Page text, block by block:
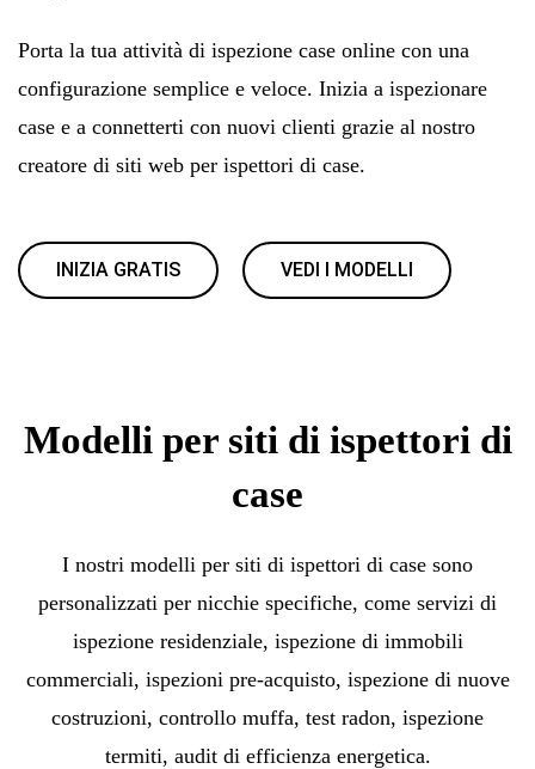
Porta la tua attività di ispezione case online con una
configurazione semplice e veloce. Inizia a ispezionare
case e a connetterti con nuovi clienti grazie al nostro
creatore di siti web per ispettori di case.
INIZIA GRATIS VEDI I MODELLI
Modelli per siti di ispettori di
case
I nostri modelli per siti di ispettori di case sono
personalizzati per nicchie specifiche, come servizi di
ispezione residenziale, ispezione di immobili
commerciali, ispezioni pre-acquisto, ispezione di nuove
costruzioni, controllo muffa, test radon, ispezione
termiti, audit di efficienza energetica.